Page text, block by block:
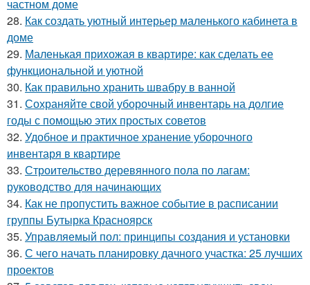
частном доме
28. Как создать уютный интерьер маленького кабинета в
доме
29. Маленькая прихожая в квартире: как сделать ее
функциональной и уютной
30. Как правильно хранить швабру в ванной
31. Сохраняйте свой уборочный инвентарь на долгие
годы с помощью этих простых советов
32. Удобное и практичное хранение уборочного
инвентаря в квартире
33. Строительство деревянного пола по лагам:
руководство для начинающих
34. Как не пропустить важное событие в расписании
группы Бутырка Красноярск
35. Управляемый пол: принципы создания и установки
36. С чего начать планировку дачного участка: 25 лучших
проектов